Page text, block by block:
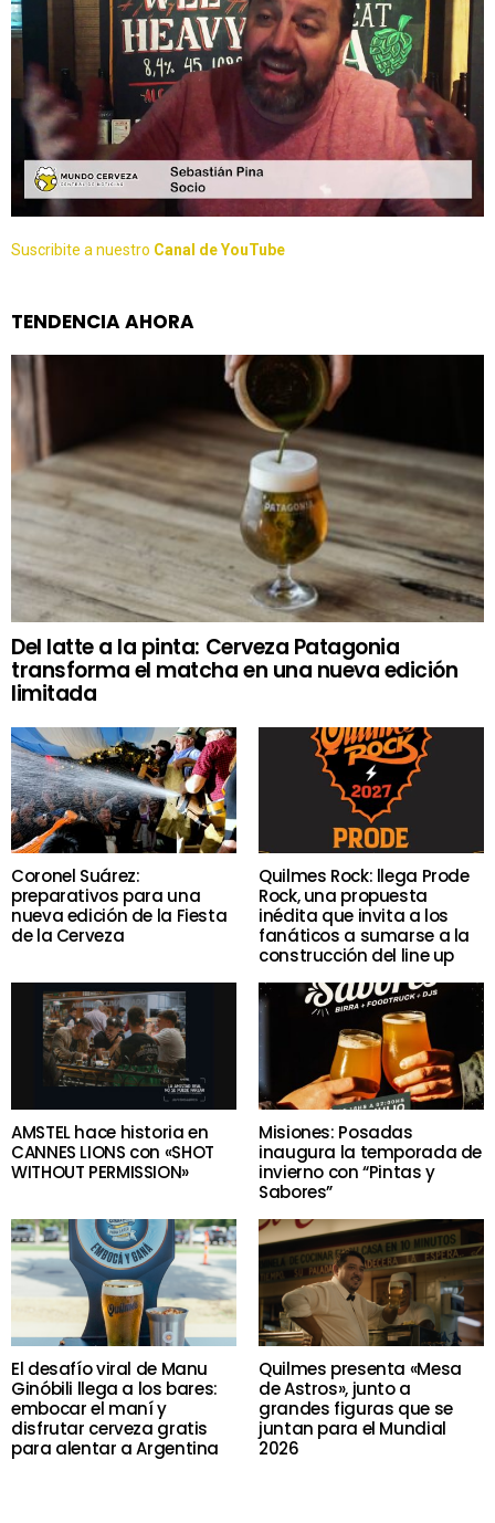
Suscribite a nuestro Canal de YouTube
TENDENCIA AHORA
Del latte a la pinta: Cerveza Patagonia
transforma el matcha en una nueva edición
limitada
Coronel Suárez:
preparativos para una
nueva edición de la Fiesta
de la Cerveza
Quilmes Rock: llega Prode
Rock, una propuesta
inédita que invita a los
fanáticos a sumarse a la
construcción del line up
AMSTEL hace historia en
CANNES LIONS con «SHOT
WITHOUT PERMISSION»
Misiones: Posadas
inaugura la temporada de
invierno con “Pintas y
Sabores”
El desafío viral de Manu
Ginóbili llega a los bares:
embocar el maní y
disfrutar cerveza gratis
para alentar a Argentina
Quilmes presenta «Mesa
de Astros», junto a
grandes figuras que se
juntan para el Mundial
2026